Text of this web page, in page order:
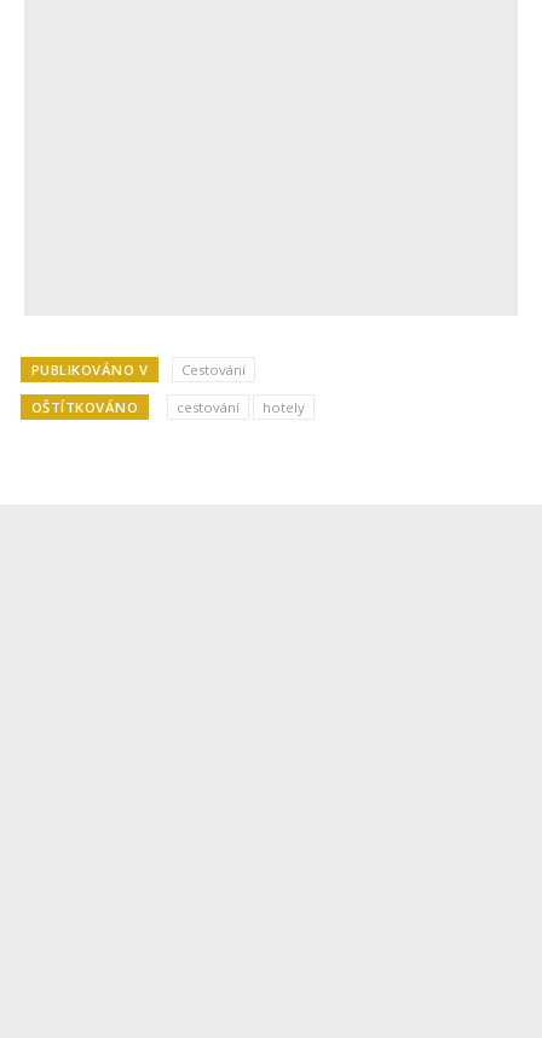
PUBLIKOVÁNO V Cestování
OŠTÍTKOVÁNO cestování hotely